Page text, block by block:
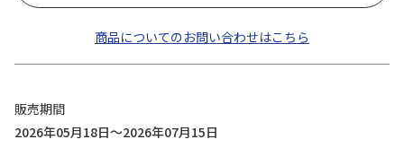
商品についてのお問い合わせはこちら
販売期間
2026年05月18日～2026年07月15日